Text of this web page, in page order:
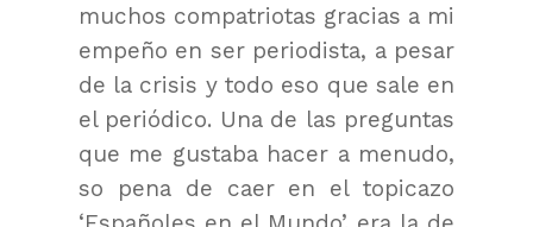
muchos compatriotas gracias a mi
empeño en ser periodista, a pesar
de la crisis y todo eso que sale en
el periódico. Una de las preguntas
que me gustaba hacer a menudo,
so pena de caer en el topicazo